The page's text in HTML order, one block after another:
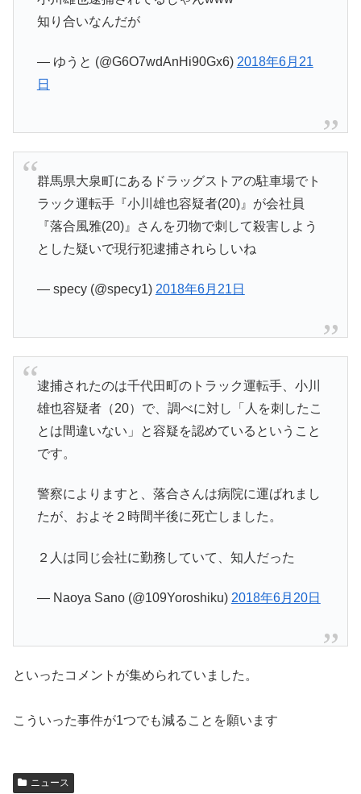
知り合いなんだが
— ゆうと (@G6O7wdAnHi90Gx6) 2018年6月21
日
群馬県大泉町にあるドラッグストアの駐車場でト
ラック運転手『小川雄也容疑者(20)』が会社員
『落合風雅(20)』さんを刃物で刺して殺害しよう
とした疑いで現行犯逮捕されらしいね
— specy (@specy1) 2018年6月21日
逮捕されたのは千代田町のトラック運転手、小川
雄也容疑者（20）で、調べに対し「人を刺したこ
とは間違いない」と容疑を認めているということ
です。
警察によりますと、落合さんは病院に運ばれまし
たが、およそ２時間半後に死亡しました。
２人は同じ会社に勤務していて、知人だった
— Naoya Sano (@109Yoroshiku) 2018年6月20日
といったコメントが集められていました。
こういった事件が1つでも減ることを願います
ニュース